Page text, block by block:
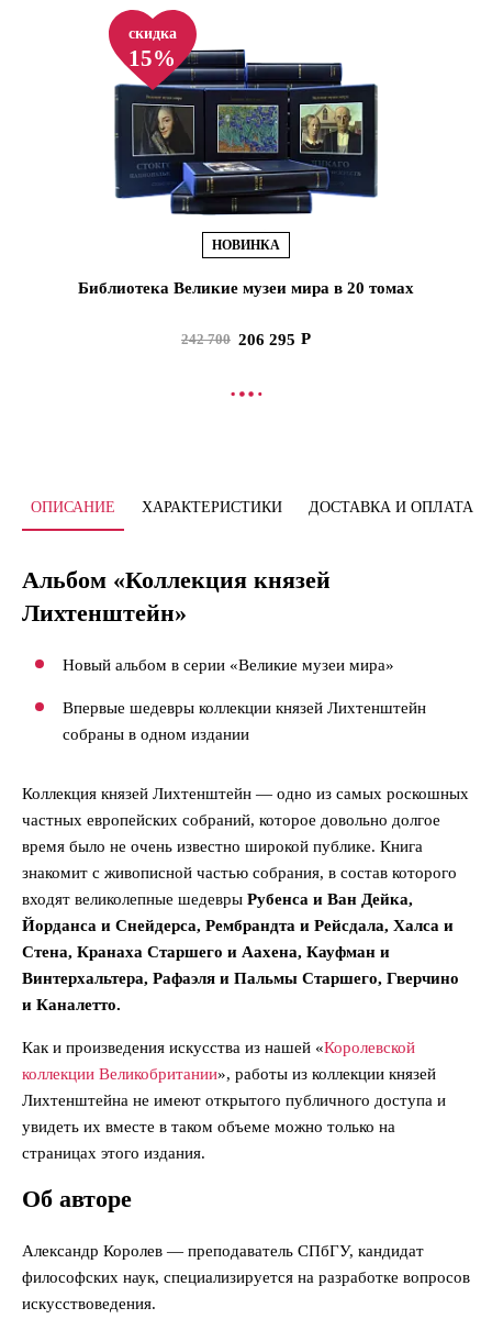
скидка
15%
НОВИНКА
Библиотека Великие музеи мира в 20 томах
242 700 206 295
В КОРЗИНУ
ОПИСАНИЕ ХАРАКТЕРИСТИКИ ДОСТАВКА И ОПЛАТА
Альбом «Коллекция князей
Лихтенштейн»
Новый альбом в серии «Великие музеи мира»
Впервые шедевры коллекции князей Лихтенштейн
собраны в одном издании
Коллекция князей Лихтенштейн — одно из самых роскошных
частных европейских собраний, которое довольно долгое
время было не очень известно широкой публике. Книга
знакомит с живописной частью собрания, в состав которого
входят великолепные шедевры Рубенса и Ван Дейка,
Йорданса и Снейдерса, Рембрандта и Рейсдала, Халса и
Стена, Кранаха Старшего и Аахена, Кауфман и
Винтерхальтера, Рафаэля и Пальмы Старшего, Гверчино
и Каналетто.
Как и произведения искусства из нашей «Королевской
коллекции Великобритании», работы из коллекции князей
Лихтенштейна не имеют открытого публичного доступа и
увидеть их вместе в таком объеме можно только на
страницах этого издания.
Об авторе
Александр Королев — преподаватель СПбГУ, кандидат
философских наук, специализируется на разработке вопросов
искусствоведения.